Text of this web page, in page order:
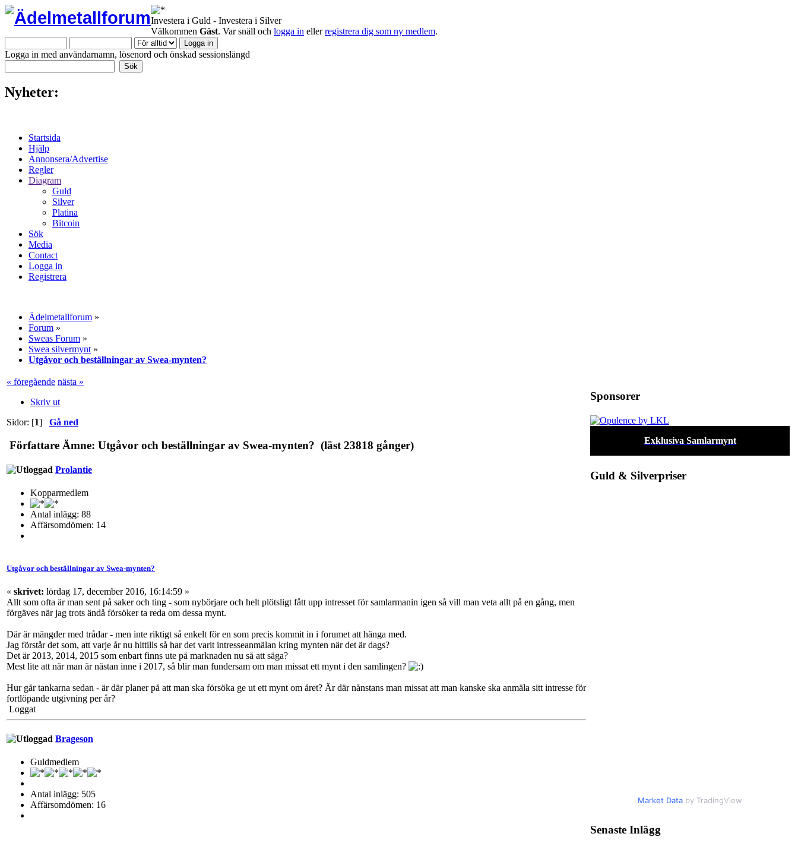
Investera i Guld - Investera i Silver
Välkommen Gäst. Var snäll och logga in ellerregistrera dig som ny medlem.
Logga in med användarnamn, lösenord och önskad sessionslängd
Nyheter:
Startsida
Hjälp
Annonsera/Advertise
Regler
Diagram
Guld
Silver
Platina
Bitcoin
Sök
Media
Contact
Logga in
Registrera
Ädelmetallforum »
Forum »
Sweas Forum »
Swea silvermynt »
Utgåvor och beställningar av Swea-mynten?
« föregående nästa »
Skriv ut
Sidor: [1] Gå ned
Författare Ämne: Utgåvor och beställningar av Swea-mynten? (läst 23818 gånger)
Prolantie
Kopparmedlem
Antal inlägg: 88
Affärsomdömen: 14
Utgåvor och beställningar av Swea-mynten?
« skrivet: lördag 17, december 2016, 16:14:59 »
Allt som ofta är man sent på saker och ting - som nybörjare och helt plötsligt fått upp intresset för samlarmanin igen så vill man veta allt på en gång, men
förgäves när jag trots ändå försöker ta reda om dessa mynt.
Där är mängder med trådar - men inte riktigt så enkelt för en som precis kommit in i forumet att hänga med.
Jag förstår det som, att varje år nu hittills så har det varit intresseanmälan kring mynten när det är dags?
Det är 2013, 2014, 2015 som enbart finns ute på marknaden nu så att säga?
Mest lite att när man är nästan inne i 2017, så blir man fundersam om man missat ett mynt i den samlingen?
Hur går tankarna sedan - är där planer på att man ska försöka ge ut ett mynt om året? Är där nånstans man missat att man kanske ska anmäla sitt intresse för
fortlöpande utgivning per år?
Loggat
Brageson
Guldmedlem
Antal inlägg: 505
Affärsomdömen: 16
Sponsorer
Exklusiva Samlarmynt
Guld & Silverpriser
Market Data by TradingView
Senaste Inlägg